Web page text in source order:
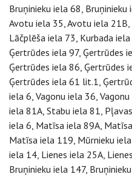
Bruņinieku iela 68,
Avotu iela 35, Avotu iela
Lāčplēša iela 73, Kurbada
Ģertrūdes iela 97, Ģertrūdes
Ģertrūdes iela 86, Ģertrūdes
Ģertrūdes iela 61 lit.1,
iela 6, Vagonu iela 36,
iela 81A, Stabu iela 81,
iela 6, Matīsa iela 89A,
Matīsa iela 119, Mūrnieku
iela 14, Lienes iela 25A,
Bruņinieku iela 147,